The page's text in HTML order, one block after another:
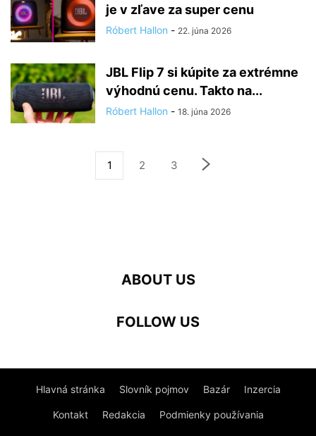
je v zľave za super cenu
Róbert Hallon - 22. júna 2026
JBL Flip 7 si kúpite za extrémne
výhodnú cenu. Takto na...
Róbert Hallon - 18. júna 2026
1 2 3
ABOUT US
FOLLOW US
Hlavná stránka Slovník pojmov Bazár Inzercia
Kontakt Redakcia Podmienky používania